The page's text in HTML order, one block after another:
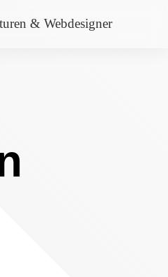
& Webdesigner